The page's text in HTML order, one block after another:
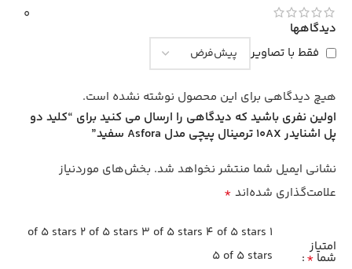
0
دیدگاهها
فقط با تصاویر
هیچ دیدگاهی برای این محصول نوشته نشده است.
اولین نفری باشید که دیدگاهی را ارسال می کنید برای “کلید دو
پل اشنایدر 10AX ترمینال پیچی مدل Asfora سفید”
نشانی ایمیل شما منتشر نخواهد شد. بخش‌های موردنیاز
علامت‌گذاری شده‌اند *
امتیاز
شما*
1 of 5 stars
2 of 5 stars 3 of 5 stars 4 of 5 stars
5 of 5 stars